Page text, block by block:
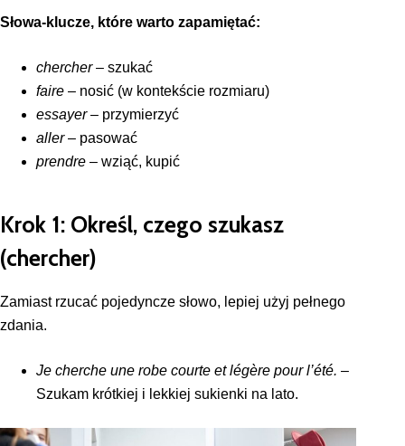
Słowa-klucze, które warto zapamiętać:
chercher– szukać
faire – nosić (w kontekście rozmiaru)
essayer– przymierzyć
aller– pasować
prendre – wziąć, kupić
Krok 1: Określ, czego szukasz
(chercher)
Zamiast rzucać pojedyncze słowo, lepiej użyj pełnego
zdania.
Je cherche une robe courte et légère pour l’été. –
Szukam krótkiej i lekkiej sukienki na lato.